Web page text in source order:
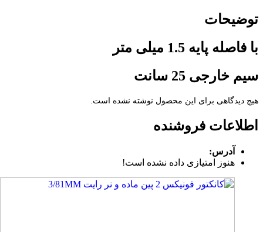
توضیحات
با فاصله پایه 1.5 میلی متر
سیم خارجی 25 سانت
هیچ دیدگاهی برای این محصول نوشته نشده است.
اطلاعات فروشنده
آدرس:
هنوز امتیازی داده نشده است!